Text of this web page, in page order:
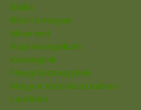
Biblia
Bízd rá magad
Miserend
Napi evangélium
Községünk
Főegyházmegyénk
Magyar Katolikus Lexikon
Laudetur